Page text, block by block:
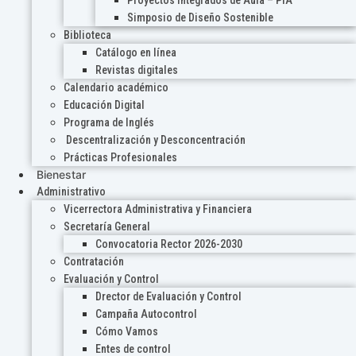
Simposio de Diseño Sostenible
Biblioteca
Catálogo en línea
Revistas digitales
Calendario académico
Educación Digital
Programa de Inglés
Descentralización y Desconcentración
Prácticas Profesionales
Bienestar
Administrativo
Vicerrectora Administrativa y Financiera
Secretaría General
Convocatoria Rector 2026-2030
Contratación
Evaluación y Control
Drector de Evaluación y Control
Campaña Autocontrol
Cómo Vamos
Entes de control